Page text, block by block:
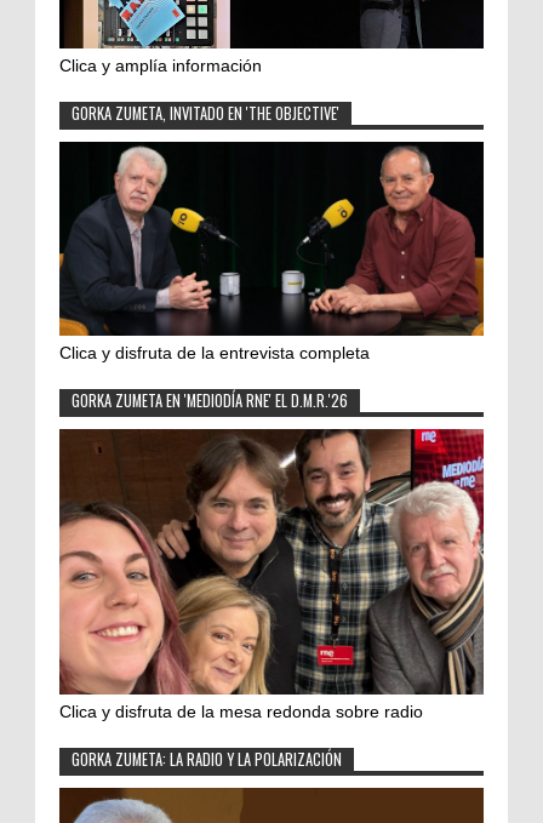
Clica y amplía información
GORKA ZUMETA, INVITADO EN 'THE OBJECTIVE'
Clica y disfruta de la entrevista completa
GORKA ZUMETA EN 'MEDIODÍA RNE' EL D.M.R.'26
Clica y disfruta de la mesa redonda sobre radio
GORKA ZUMETA: LA RADIO Y LA POLARIZACIÓN